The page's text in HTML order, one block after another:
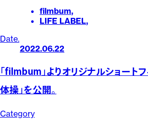
filmbum,
LIFE LABEL,
Date.
2022.06.22
「filmbum」よりオリジナルショートフ
体操」を公開。
Category